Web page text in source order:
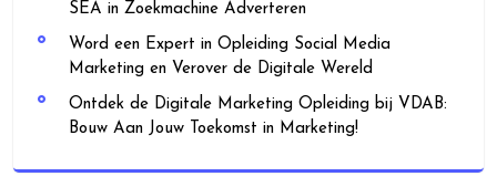
SEA in Zoekmachine Adverteren
Word een Expert in Opleiding Social Media
Marketing en Verover de Digitale Wereld
Ontdek de Digitale Marketing Opleiding bij VDAB:
Bouw Aan Jouw Toekomst in Marketing!